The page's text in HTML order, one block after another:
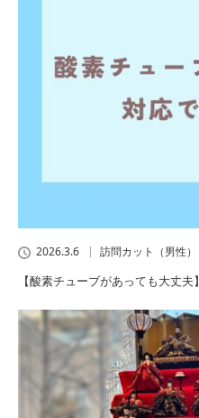
2026.3.6 訪問カット（男性）
【酸素チューブがあっても大丈夫】